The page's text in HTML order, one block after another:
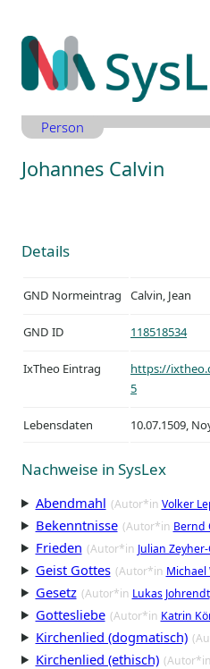
Inhalt
springen
Person
Johannes Calvin
Details
GND Normeintrag Calvin, Jean
GND ID 118518534
IxTheo Eintrag
https://
5
Lebensdaten 10.07.1509,
Nachweise in SysLex
Abendmahl (Autor*in Volker
Bekenntnisse (Autor*in Bernd
Frieden (Autor*in Julian
Geist Gottes (Autor*in Michael
Gesetz (Autor*in Lukas Johrendt
Gottesliebe (Autor*in Katrin
Kirchenlied (dogmatisch)
Kirchenlied (ethisch) (Autor*in